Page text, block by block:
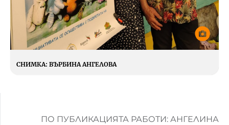
СНИМКА: ВЪРБИНА АНГЕЛОВА
ПО ПУБЛИКАЦИЯТА РАБОТИ: АНГЕЛИНА